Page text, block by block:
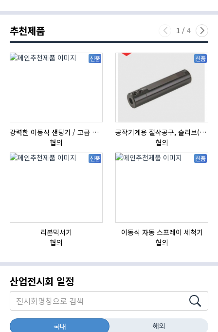
추천제품 1 / 4
신품
강력한 이동식 샌딩기 / 고급 이태리 IBIX샌드블라스터
협의
신품
공작기계용 절삭공구, 슬리브(SLEEVE)
협의
신품
리본믹서기
협의
신품
이동식 자동 스프레이 세척기
협의
산업전시회 일정
국내 해외